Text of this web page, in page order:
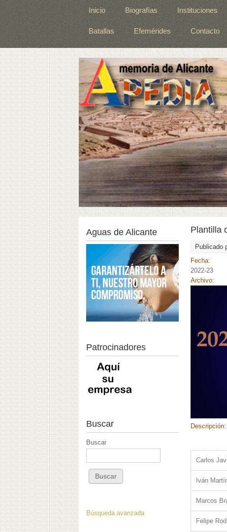
Inicio Biografías Instituciones
Batallas Efemérides Contacto
Plantilla
Publicado
Fecha:
2022-23
Archivo:
Descripción:
Carlos
Iván
Marcos
Felipe
Aguas de Alicante
Patrocinadores
Buscar
Buscar
Búsqueda avanzada